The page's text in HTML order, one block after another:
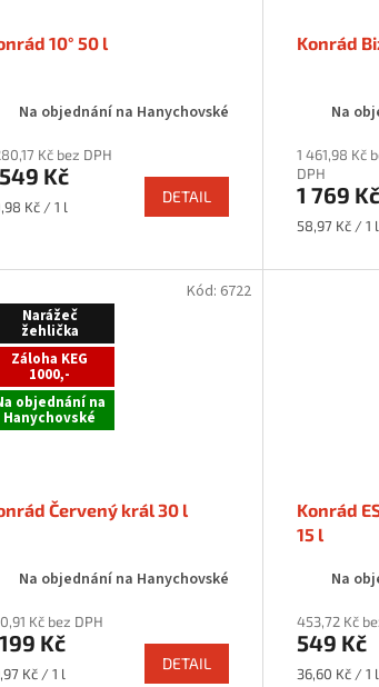
10° 50 l
Na objednání na Hanychovské
Kč bez DPH
Kč
Kč / 1 l
DETAIL
Konrád
Na
1 461,98 Kč
DPH
1 769 Kč
Měrná
58,97 Kč / 1 l
Narážeč
žehlička
Záloha KEG
1000,-
objednání na
Hanychovské
Červený král 30 l
Na objednání na Hanychovské
Kč bez DPH
Kč
Kč / 1 l
DETAIL
Kód: 6722
Konrád
15 l
Na
453,72 Kč
549 Kč
Měrná
36,60 Kč / 1 l